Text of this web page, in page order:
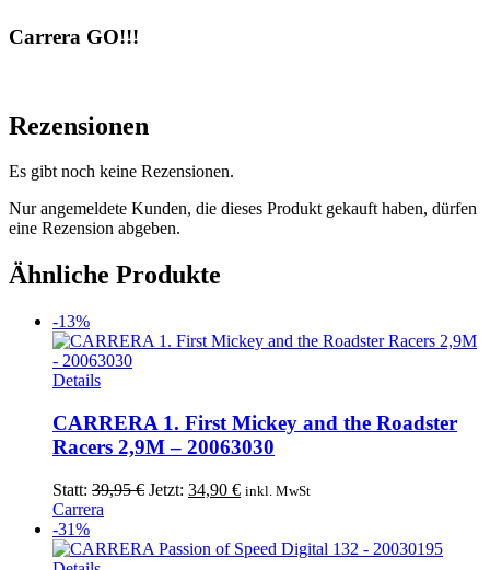
Carrera GO!!!
Rezensionen
Es gibt noch keine Rezensionen.
Nur angemeldete Kunden, die dieses Produkt gekauft haben, dürfen
eine Rezension abgeben.
Ähnliche Produkte
-13%
Details
CARRERA 1. First Mickey and the Roadster
Racers 2,9M – 20063030
Statt: 39,95€ Ursprünglicher
39,95 €
Jetzt: 34,90 €Aktueller
34,90 €.
inkl. MwSt
Carrera
-31%